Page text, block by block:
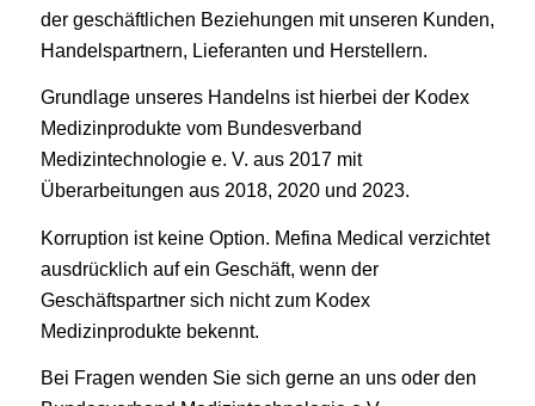
der geschäftlichen Beziehungen mit unseren Kunden,
Handelspartnern, Lieferanten und Herstellern.
Grundlage unseres Handelns ist hierbei der Kodex
Medizinprodukte vom Bundesverband
Medizintechnologie e. V. aus 2017 mit
Überarbeitungen aus 2018, 2020 und 2023.
Korruption ist keine Option. Mefina Medical verzichtet
ausdrücklich auf ein Geschäft, wenn der
Geschäftspartner sich nicht zum Kodex
Medizinprodukte bekennt.
Bei Fragen wenden Sie sich gerne an uns oder den